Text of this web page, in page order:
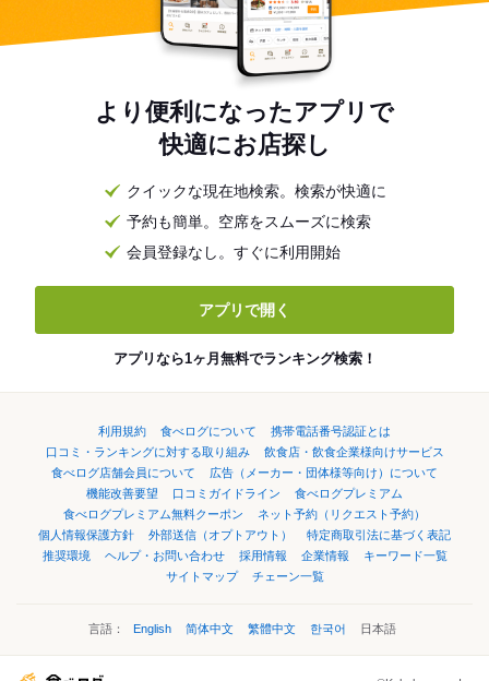
より便利になったアプリで
快適にお店探し
クイックな現在地検索。検索が快適に
予約も簡単。空席をスムーズに検索
会員登録なし。すぐに利用開始
アプリで開く
アプリなら1ヶ月無料でランキング検索！
利用規約 食べログについて
携帯電話番号認証とは
口コミ・ランキングに対する取り組み
飲食店・飲食企業様向けサービス
食べログ店舗会員について
広告（メーカー・団体様等向け）について
機能改善要望
口コミガイドライン
食べログプレミアム
食べログプレミアム無料クーポン
ネット予約（リクエスト予約）
個人情報保護方針
外部送信（オプトアウト）
特定商取引法に基づく表記
推奨環境
ヘルプ・お問い合わせ 採用情報 企業情報
キーワード一覧
サイトマップ
チェーン一覧
言語： English 简体中文 繁體中文 한국어 日本語